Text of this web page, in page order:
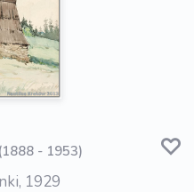
(1888 - 1953)
1929